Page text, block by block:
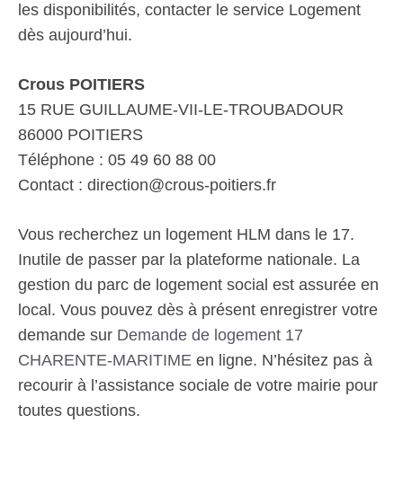
les disponibilités, contacter le service Logement
dès aujourd’hui.
Crous POITIERS
15 RUE GUILLAUME-VII-LE-TROUBADOUR
86000 POITIERS
Téléphone : 05 49 60 88 00
Contact : direction@crous-poitiers.fr
Vous recherchez un logement HLM dans le 17.
Inutile de passer par la plateforme nationale. La
gestion du parc de logement social est assurée en
local. Vous pouvez dès à présent enregistrer votre
demande sur Demande de logement 17
CHARENTE-MARITIME en ligne. N’hésitez pas à
recourir à l’assistance sociale de votre mairie pour
toutes questions.